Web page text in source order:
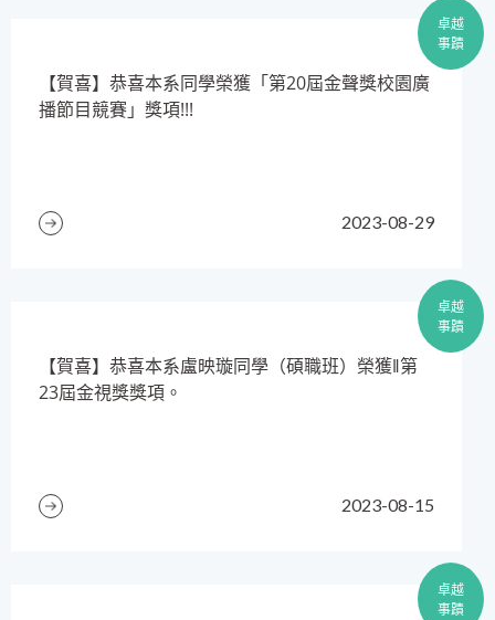
卓越
事蹟
2023-08-29
​【賀喜】恭喜本系同學榮獲「第20屆金聲獎校園廣
播節目競賽」獎項!!!
卓越
事蹟
2023-08-15
​【賀喜】恭喜本系盧映璇同學（碩職班）榮獲‖第
23屆金視獎獎項。
卓越
事蹟